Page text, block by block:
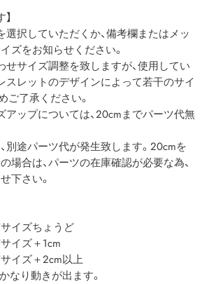
選択していただくか、備考欄またはメッ
ズをお知らせください。
せサイズ調整を致しますが、使用してい
スレットのデザインによって若干のサイ
ご了承ください。
アップについては、20cmまでパーツ代無
別途パーツ代が発生致します。20cmを
場合は、パーツの在庫確認が必要な為、
下さい。
ズちょうど
ズ＋1cm
ズ＋2cm以上
なり動きが出ます。